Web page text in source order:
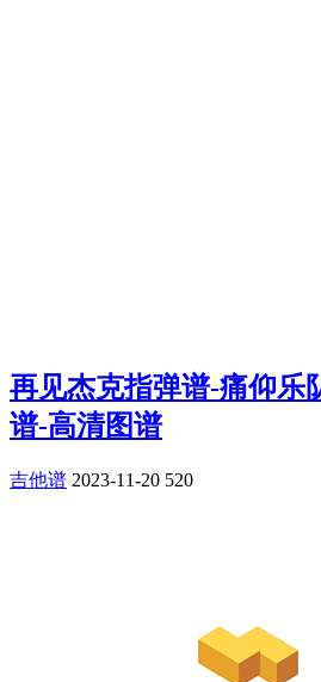
再见杰克指弹谱-痛仰乐
谱-高清图谱
吉他谱 2023-11-20 520